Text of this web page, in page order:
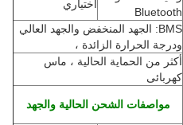
Bluetooth
اختياري
BMS: الجهد المنخفض والجهد العالي
ودرجة الحرارة الزائدة ،
أكثر من الحماية الحالية ، ماس
كهربائى
مواصفات الشحن الحالية والجهد